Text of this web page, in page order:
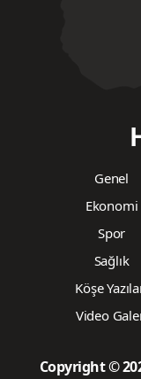
Genel
Ekonomi
Spor
Sağlık
Köşe
Video
Copyright ©